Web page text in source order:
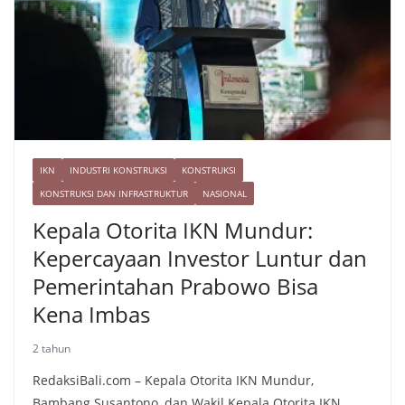
IKN INDUSTRI KONSTRUKSI
KONSTRUKSI
KONSTRUKSI DAN INFRASTRUKTUR
NASIONAL
Kepala Otorita IKN Mundur:
Kepercayaan Investor Luntur dan
Pemerintahan Prabowo Bisa
Kena Imbas
2 tahun
RedaksiBali.com – Kepala Otorita IKN Mundur,